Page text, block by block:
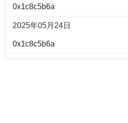
0x1c8c5b6a
2025年05月24日
0x1c8c5b6a